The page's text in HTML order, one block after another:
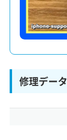
修理データ